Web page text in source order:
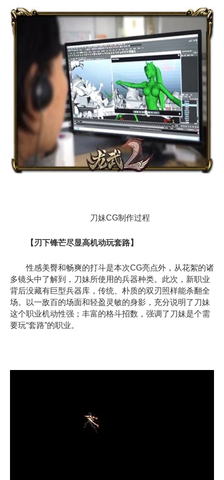
刀妹CG制作过程
【刃下锋芒尽显高机动玩套路】
性感美臀和畅爽的打斗是本次CG亮点外，从花絮的诸
多镜头中了解到，刀妹所使用的兵器种类。此次，新职业
背后没藏有巨型兵器库，传统、朴质的双刃照样能杀翻全
场。以一敌百的场面和轻盈灵敏的身影，充分说明了刀妹
这个职业机动性强；丰富的格斗招数，强调了刀妹是个需
要玩“套路”的职业。